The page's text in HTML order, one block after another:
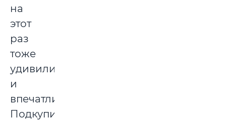
на
этот
раз
тоже
удивили
и
впечатлили.
Подкупило